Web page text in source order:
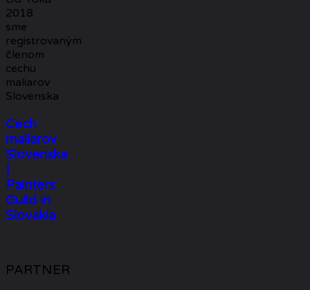
2018
sme
registrovaným
členom
cechu
maliarov
Slovenska
Cech
maliarov
Slovenska
Painters
Guild in
Slovakia
PARTNER